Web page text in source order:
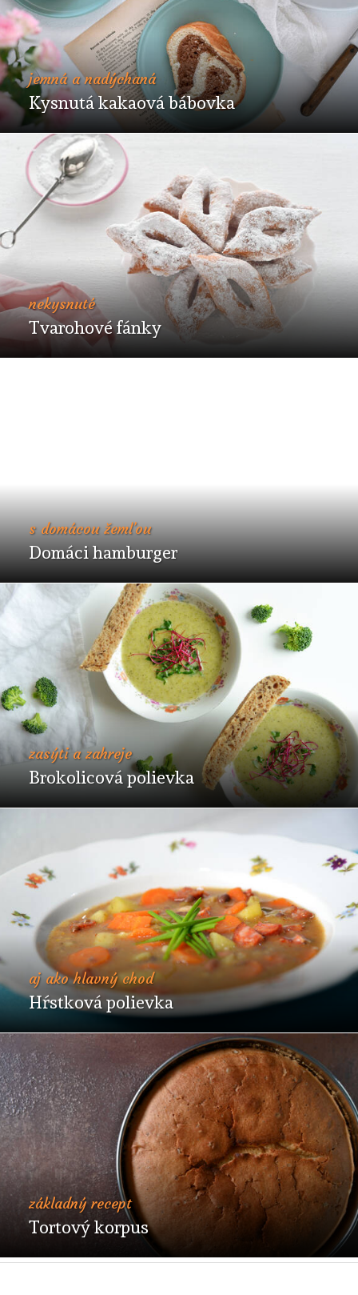
jemná a nadýchaná
Kysnutá kakaová bábovka
nekysnuté
Tvarohové fánky
s domácou žemľou
Domáci hamburger
zasýti a zahreje
Brokolicová polievka
aj ako hlavný chod
Hŕstková polievka
základný recept
Tortový korpus